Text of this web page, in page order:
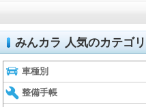
みんカラ 人気のカテゴリ
車種別
整備手帳